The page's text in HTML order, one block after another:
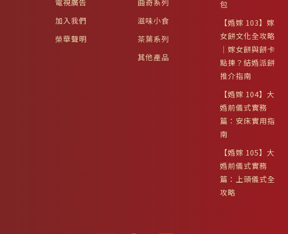
電視廣告
加入我們
榮華聲明
曲奇系列
滋味小食
茶葉系列
其他產品
包
【婚嫁 103】嫁
女餅文化全攻略
｜嫁女餅與餅卡
點揀？結婚派餅
推介指南
【婚嫁 104】大
婚前儀式實務
篇：安床實用指
南
【婚嫁 105】大
婚前儀式實務
篇：上頭儀式全
攻略